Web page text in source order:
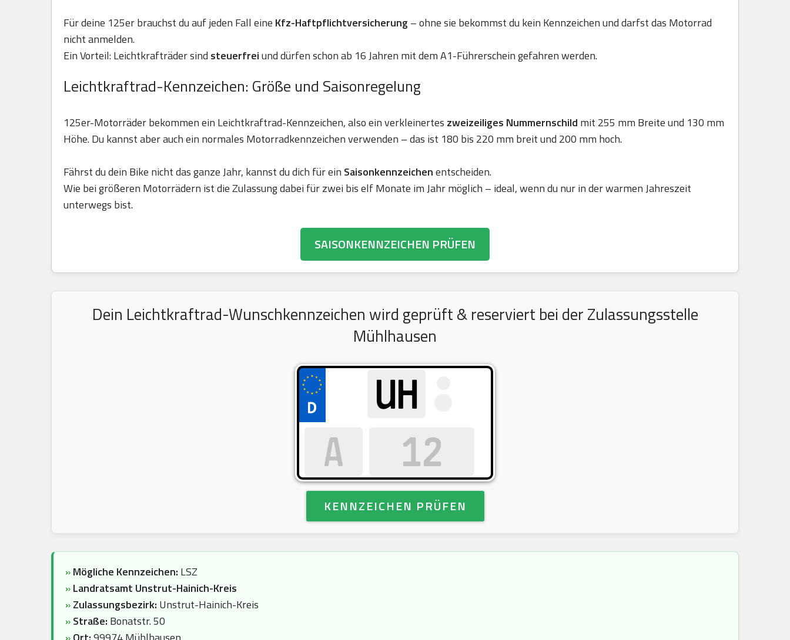
Für deine 125er brauchst du auf jeden Fall eine Kfz-Haftpflichtversicherung – ohne sie bekommst du kein Kennzeichen und darfst das Motorrad
nicht anmelden.
Ein Vorteil: Leichtkrafträder sind steuerfreiund dürfen schon ab 16 Jahren mit dem A1-Führerschein gefahren werden.
Leichtkraftrad-Kennzeichen: Größe und Saisonregelung
125er-Motorräder bekommen ein Leichtkraftrad-Kennzeichen, also ein verkleinertes zweizeiliges Nummernschild mit 255 mm Breite und 130 mm
Höhe. Du kannst aber auch ein normales Motorradkennzeichen verwenden – das ist 180 bis 220 mm breit und 200 mm hoch.
Fährst du dein Bike nicht das ganze Jahr, kannst du dich für ein Saisonkennzeichenentscheiden.
Wie bei größeren Motorrädern ist die Zulassung dabei für zwei bis elf Monate im Jahr möglich – ideal, wenn du nur in der warmen Jahreszeit
unterwegs bist.
SAISONKENNZEICHEN PRÜFEN
Dein Leichtkraftrad-Wunschkennzeichen wird geprüft & reserviert bei der Zulassungsstelle
Mühlhausen
KENNZEICHEN PRÜFEN
»Mögliche Kennzeichen: LSZ
»Landratsamt Unstrut-Hainich-Kreis
»Zulassungsbezirk: Unstrut-Hainich-Kreis
»Straße: Bonatstr. 50